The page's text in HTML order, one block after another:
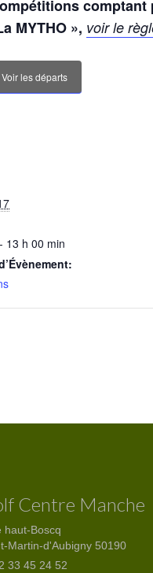
MYTHO », voir le
Voir les départs
13 h 00 min
Centre Manche
haut-Boscq
Martin-d'Aubigny 50190
33 45 24 52